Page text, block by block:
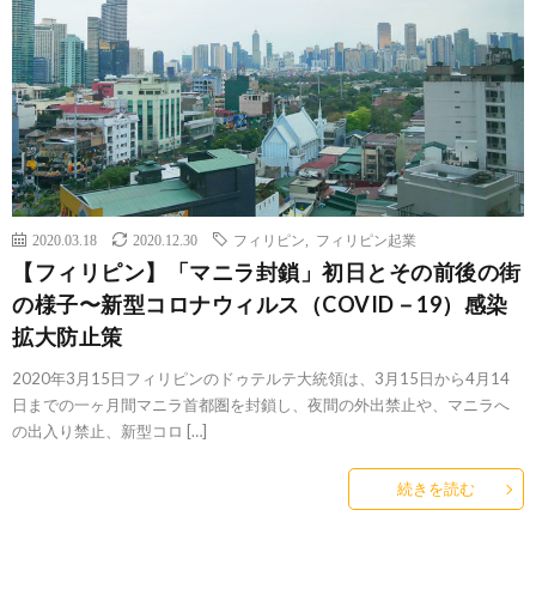
2020.03.18 2020.12.30 フィリピン フィリピン起業
【フィリピン】「マニラ封鎖」初日とその前後の街
の様子〜新型コロナウィルス（COVID－19）感染
拡大防止策
2020年3月15日フィリピンのドゥテルテ大統領は、3月15日から4月14
日までの一ヶ月間マニラ首都圏を封鎖し、夜間の外出禁止や、マニラへ
の出入り禁止、新型コロ […]
続きを読む